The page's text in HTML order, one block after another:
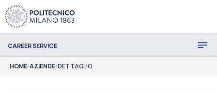
CAREER SERVICE
HOME/AZIENDE/DETTAGLIO